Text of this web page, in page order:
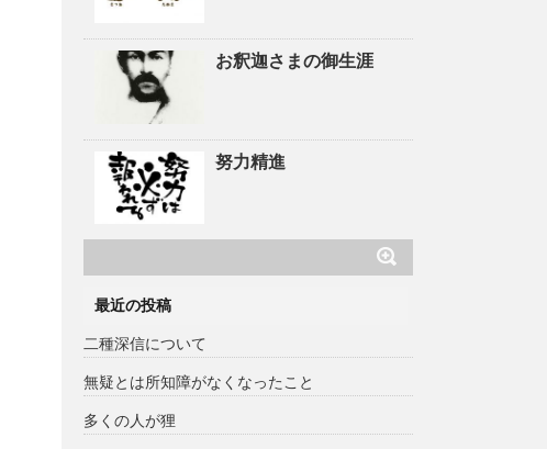
お釈迦さまの御生涯
努力精進
最近の投稿
二種深信について
無疑とは所知障がなくなったこと
多くの人が狸